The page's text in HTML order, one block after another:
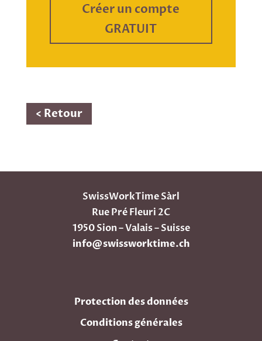
Créer un compte
GRATUIT
< Retour
SwissWorkTime Sàrl
Rue Pré Fleuri 2C
1950 Sion – Valais – Suisse
info@swissworktime.ch
Protection des données
Conditions générales